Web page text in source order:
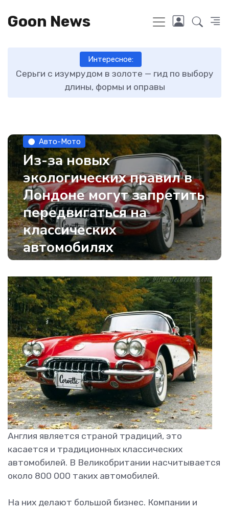
Goon News
Интересное:
Серьги с изумрудом в золоте — гид по выбору
длины, формы и оправы
Авто-Мото
Из-за новых
экологических правил в
Лондоне могут запретить
передвигаться на
классических
автомобилях
Англия является страной традиций, это
касается и традиционных классических
автомобилей. В Великобритании насчитывается
около 800 000 таких автомобилей.
На них делают большой бизнес. Компании и